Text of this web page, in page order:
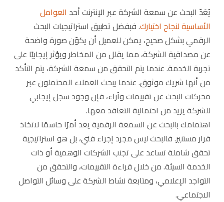
يُعَدّ البحث عن سمعة الشركة عبر الإنترنت أحد العوامل
الأساسية لنجاح اختيارك. فبفضل تطبيق استراتيجيات البحث
الرقمي بشكل صحيح، يمكن للعميل أن يكوّن صورة واضحة
عن مصداقية الشركة، مما يقلل من المخاطر ويؤثر إيجابيًا على
تجربة الخدمة. عندما يتم التحقق من سمعة الشركة، يتم التأكد
من أنها شريك موثوق. عندما يبحث العملاء المحتملون عبر
محركات البحث عن تقييمات وآراء، فإن وجود سجل إيجابي
للشركة يزيد من احتمالية التعاقد معها.
اهتمامك بالبحث عن السمعة الرقمية يعد أمرًا حاسمًا لاتخاذ
قرار مستنير. فالبحث ليس مجرد إجراء فني، بل هو استراتيجية
تحقق شاملة تساعد على تجنب الشركات الوهمية أو ذات
الخدمة السيئة. من خلال قراءة التقييمات، والتحقق من
التواجد الإعلامي، ومتابعة نشاط الشركة على وسائل التواصل
الاجتماعي.